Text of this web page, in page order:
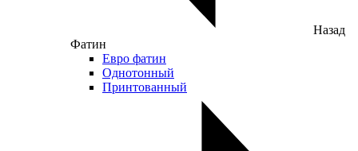
Назад
Фатин
Евро фатин
Однотонный
Принтованный